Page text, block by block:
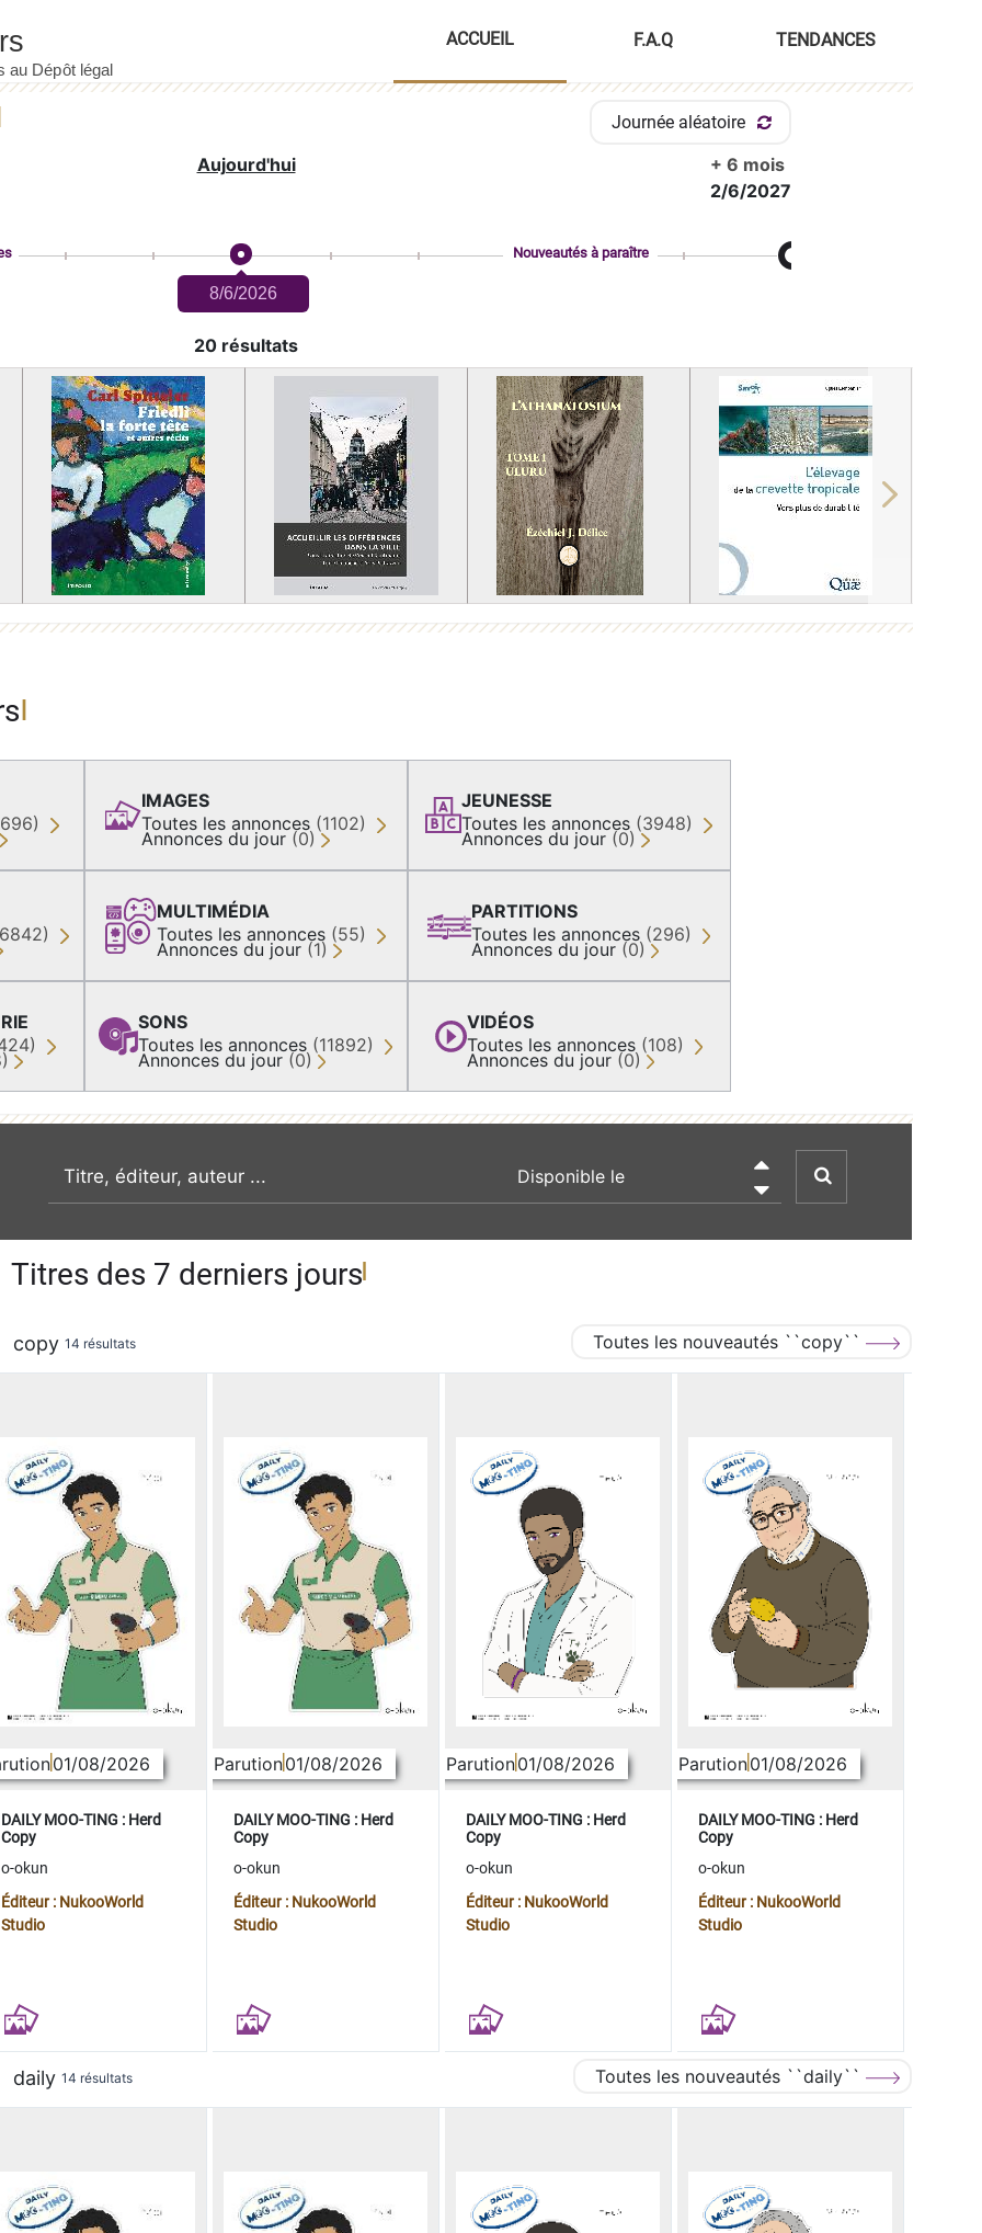
ACCUEIL F.A.Q TENDANCES
Journée aléatoire
Aujourd'hui
+ 6 mois
2/6/2027
8/6/2026
Nouveautés à paraître
20 résultats
Next
IMAGES
Toutes les annonces (1102)
Annonces du jour (0)
MULTIMÉDIA
Toutes les annonces (55)
Annonces du jour (1)
SONS
Toutes les annonces (11892)
Annonces du jour (0)
JEUNESSE
Toutes les annonces (3948)
Annonces du jour (0)
PARTITIONS
Toutes les annonces (296)
Annonces du jour (0)
VIDÉOS
Toutes les annonces (108)
Annonces du jour (0)
recherche par mot clé

Titres des 7 derniers jours
copy 14 résultats Toutes les nouveautés ``copy``
01/08/2026
DAILY MOO-TING : Herd
Copy
o-okun
Éditeur : NukooWorld
Studio
Parution01/08/2026
DAILY MOO-TING : Herd
Copy
o-okun
Éditeur : NukooWorld
Studio
Parution01/08/2026
DAILY MOO-TING : Herd
Copy
o-okun
Éditeur : NukooWorld
Studio
Parution01/08/2026
DAILY MOO-TING : Herd
Copy
o-okun
Éditeur : NukooWorld
Studio
daily 14 résultats Toutes les nouveautés ``daily``